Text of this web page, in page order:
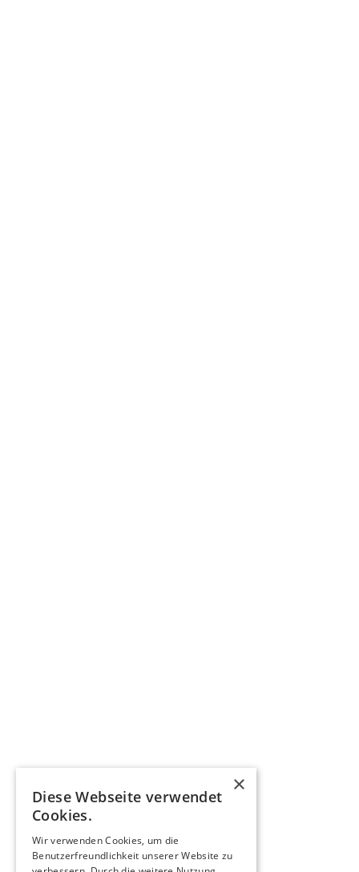
×
Diese Webseite verwendet
Cookies.
Wir verwenden Cookies, um die
Benutzerfreundlichkeit unserer Website zu